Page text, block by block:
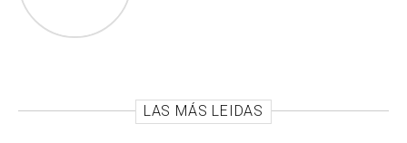
LAS MÁS LEIDAS